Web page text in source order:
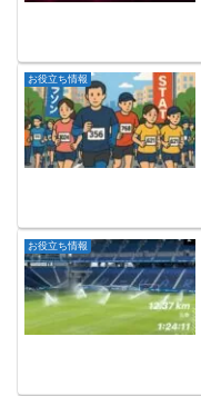
お役立ち情報
お役立ち情報